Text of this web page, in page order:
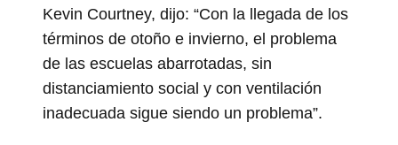
Kevin Courtney, dijo: “Con la llegada de los
términos de otoño e invierno, el problema
de las escuelas abarrotadas, sin
distanciamiento social y con ventilación
inadecuada sigue siendo un problema”.